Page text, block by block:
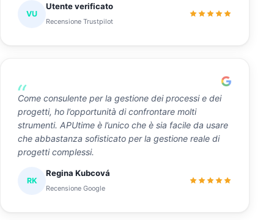
VU
Utente verificato
Recensione Trustpilot
Come consulente per la gestione dei processi e dei
progetti, ho l’opportunità di confrontare molti
strumenti. APUtime è l’unico che è sia facile da usare
che abbastanza sofisticato per la gestione reale di
progetti complessi.
RK
Regina Kubcová
Recensione Google